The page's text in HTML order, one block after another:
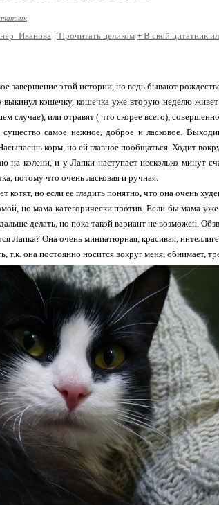
[Прочитать целиком + В свой цитатник
завершение этой истории, но ведь бывают
кошечку, кошечка уже вторую неделю
случае), или отравят ( что скорее всего),
самое нежное, доброе и ласковое.
корм, но ей главное пообщаться. Ходит
колени, и у Лапки наступает несколько минут
потому что очень ласковая и ручная.
котят, но если ее гладить понятно, что она очень
но мама категорически против. Если бы мама
делать, но пока такой вариант не возможен.
Лапка? Она очень миниатюрная, красивая,
т.к. она постоянно носится вокруг меня, обнимает,